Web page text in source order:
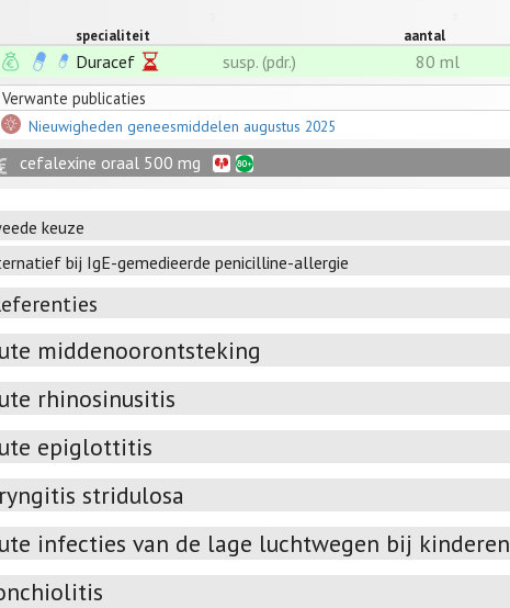
specialiteit aantal
Duracef susp. (pdr.) 80 ml
Verwante publicaties
Nieuwigheden geneesmiddelen augustus 2025
cefalexine oraal 500 mg
keuze
bij IgE-gemedieerde penicilline-allergie
middenoorontsteking
rhinosinusitis
epiglottitis
stridulosa
infecties van de lage luchtwegen bij kinderen